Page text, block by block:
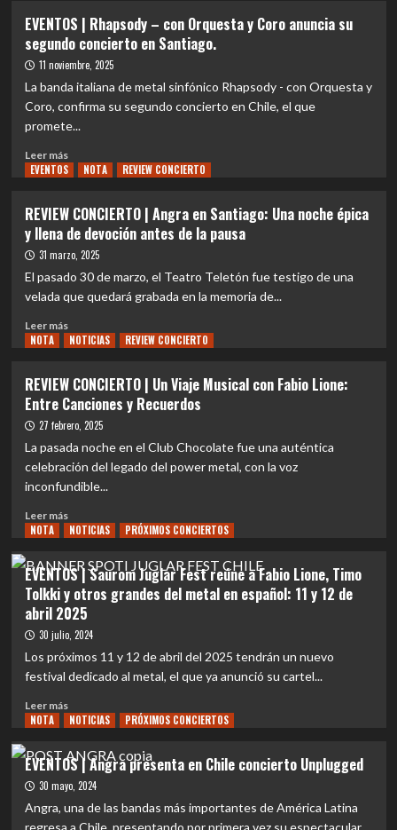
abrirá
el
epic
|
La
Saga
Épica
Rhapsody
y
of
Fire:
Recorrido
por
Pt.1
EVENTOS | Rhapsody – con Orquesta y Coro anuncia su
segundo concierto en Santiago.
11 noviembre, 2025
La banda italiana de metal sinfónico Rhapsody - con Orquesta y
Coro, confirma su segundo concierto en Chile, el que
promete...
Leer másLeer
más
|
Rhapsody
–
con
y
Coro
anuncia
concierto
en
Santiago.
EVENTOS NOTA REVIEW CONCIERTO
REVIEW CONCIERTO | Angra en Santiago: Una noche épica
y llena de devoción antes de la pausa
31 marzo, 2025
El pasado 30 de marzo, el Teatro Teletón fue testigo de una
velada que quedará grabada en la memoria de...
Leer másLeer
más
CONCIERTO
|
Angra
en
Una
noche
y
llena
de
devoción
antes
de
pausa
NOTA NOTICIAS REVIEW CONCIERTO
REVIEW CONCIERTO | Un Viaje Musical con Fabio Lione:
Entre Canciones y Recuerdos
27 febrero, 2025
La pasada noche en el Club Chocolate fue una auténtica
celebración del legado del power metal, con la voz
inconfundible...
Leer másLeer
más
REVIEW
CONCIERTO
|
Un
Viaje
con
Fabio
Entre
Canciones
y
Recuerdos
NOTA NOTICIAS PRÓXIMOS CONCIERTOS
EVENTOS | Saurom Juglar Fest reúne a Fabio Lione, Timo
Tolkki y otros grandes del metal en español: 11 y 12 de
abril 2025
30 julio, 2024
Los próximos 11 y 12 de abril del 2025 tendrán un nuevo
festival dedicado al metal, el que ya anunció su cartel...
Leer másLeer
más
EVENTOS
|
Saurom
Juglar
Fest
NOTA NOTICIAS PRÓXIMOS CONCIERTOS
EVENTOS | Angra presenta en Chile concierto Unplugged
30 mayo, 2024
Angra, una de las bandas más importantes de América Latina